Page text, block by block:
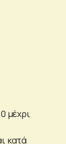
μέχρι
κατά